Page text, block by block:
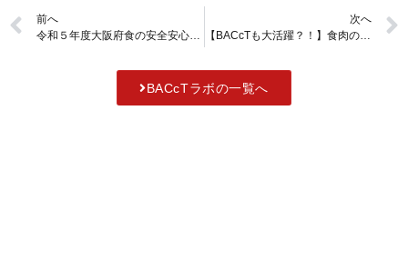
前へ
次へ
【BACcTも大活躍？！】食肉の品質管理の現場を見学してみた【エスフーズ】
BACcTラボの一覧へ